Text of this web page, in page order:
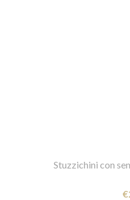
Stuzzichini con